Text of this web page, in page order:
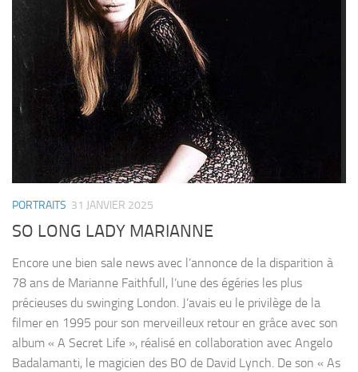
PORTRAITS 31 JANVIER 2025
SO LONG LADY MARIANNE
Encore une bien sale news avec l’annonce de la disparition à
78 ans de Marianne Faithfull, l’une des égéries les plus
précieuses du swinging London. J’avais eu le privilège de la
filmer en 1995 pour son merveilleux retour en grâce avec son
album « A Secret Life », réalisé en collaboration avec Angelo
Badalamanti, le magicien des BO de David Lynch. De son « As